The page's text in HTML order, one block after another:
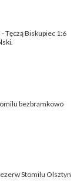
Tęczą Biskupiec 1:6
bezbramkowo
Stomilu Olsztyn